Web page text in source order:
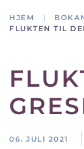
HJEM
FLUKTEN TIL
06. JULI 2021